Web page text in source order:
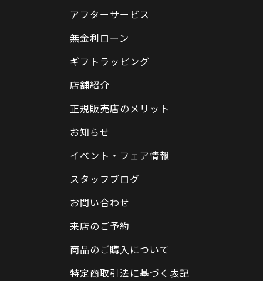
アフターサービス
無金利ローン
ギフトラッピング
店舗紹介
正規販売店のメリット
お知らせ
イベント・フェア情報
スタッフブログ
お問い合わせ
来店のご予約
商品のご購入について
特定商取引法に基づく表記